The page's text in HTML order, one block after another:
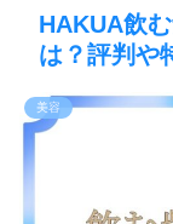
HAKUA飲
は？評判や
美容